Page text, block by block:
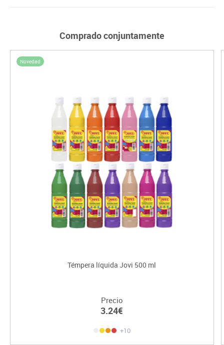
Comprado conjuntamente
Novedad
Témpera líquida Jovi 500 ml
Precio
3.24€
+10